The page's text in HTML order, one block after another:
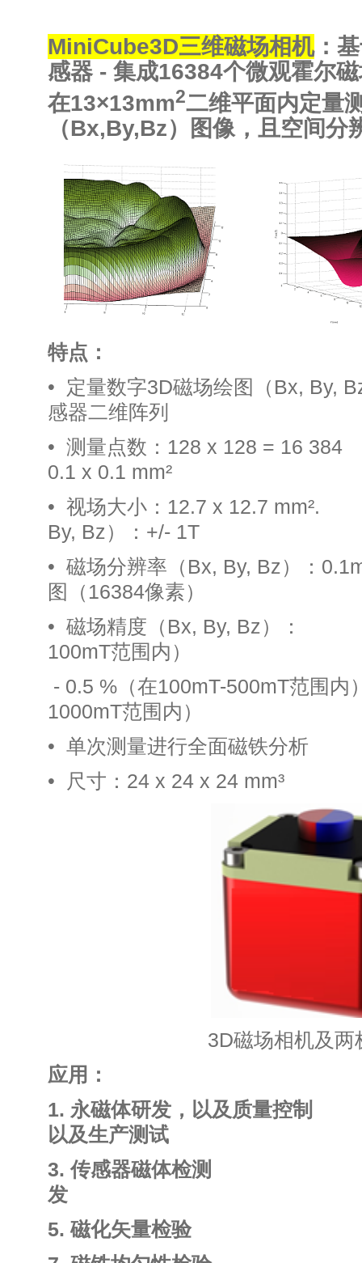
MiniCube3D三维磁场相机：
感器 - 集成16384个微观霍尔
在13×13mm2二维平面内定量
（Bx,By,Bz）图像，且空间分
特点：
• 定量数字3D磁场绘图（Bx,
感器二维阵列
• 测量点数：128 x 128 =
0.1 x 0.1 mm²
• 视场大小：12.7 x 12.7
By, Bz）：+/- 1T
• 磁场分辨率（Bx, By, Bz）
图（16384像素）
• 磁场精度（Bx, By,
100mT范围内）
- 0.5 %（在100mT-500mT范
1000mT范围内）
• 单次测量进行全面磁
• 尺寸：24 x 24 x 24
3D磁场相机及两
应用：
1. 永磁体研发，以及质
以及生产测试
3. 传感器磁体
发
5. 磁化矢量